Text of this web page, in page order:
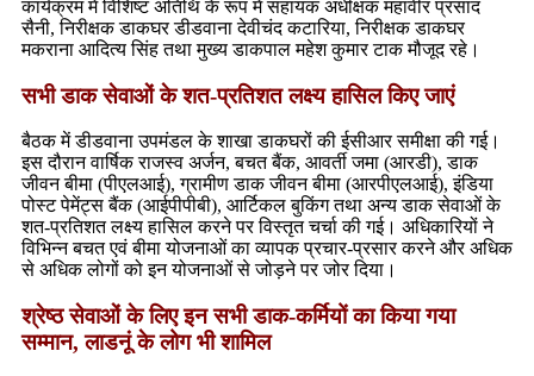
कार्यक्रम में विशिष्ट अतिथि के रूप में सहायक अधीक्षक महावीर प्रसाद
सैनी, निरीक्षक डाकघर डीडवाना देवीचंद कटारिया, निरीक्षक डाकघर
मकराना आदित्य सिंह तथा मुख्य डाकपाल महेश कुमार टाक मौजूद रहे।
सभी डाक सेवाओं के शत-प्रतिशत लक्ष्य हासिल किए जाएं
बैठक में डीडवाना उपमंडल के शाखा डाकघरों की ईसीआर समीक्षा की गई।
इस दौरान वार्षिक राजस्व अर्जन, बचत बैंक, आवर्ती जमा (आरडी), डाक
जीवन बीमा (पीएलआई), ग्रामीण डाक जीवन बीमा (आरपीएलआई), इंडिया
पोस्ट पेमेंट्स बैंक (आईपीपीबी), आर्टिकल बुकिंग तथा अन्य डाक सेवाओं के
शत-प्रतिशत लक्ष्य हासिल करने पर विस्तृत चर्चा की गई। अधिकारियों ने
विभिन्न बचत एवं बीमा योजनाओं का व्यापक प्रचार-प्रसार करने और अधिक
से अधिक लोगों को इन योजनाओं से जोड़ने पर जोर दिया।
श्रेष्ठ सेवाओं के लिए इन सभी डाक-कर्मियों का किया गया
सम्मान, लाडनूं के लोग भी शामिल